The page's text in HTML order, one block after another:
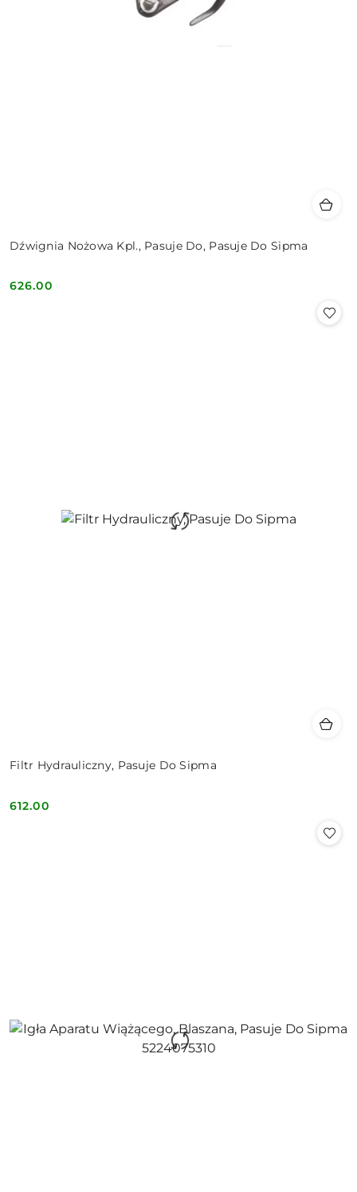
Dźwignia Nożowa Kpl., Pasuje Do, Pasuje Do Sipma
Cena:
626.00
Filtr Hydrauliczny, Pasuje Do Sipma
Cena:
612.00